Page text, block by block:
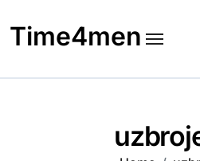
to
content
Time4men